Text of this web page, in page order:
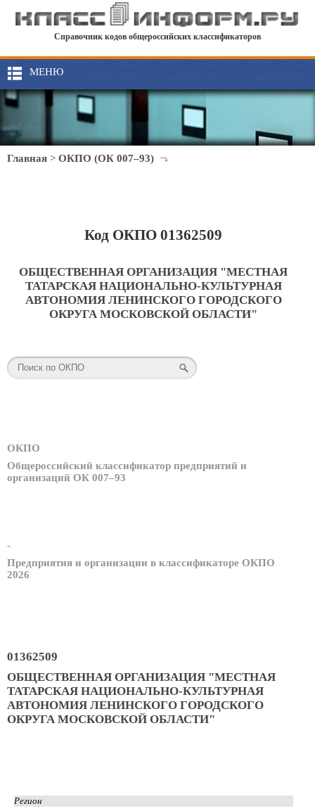
Справочник кодов общероссийских классификаторов
МЕНЮ
Главная > ОКПО (ОК 007–93)
Код ОКПО 01362509
ОБЩЕСТВЕННАЯ ОРГАНИЗАЦИЯ "МЕСТНАЯ
ТАТАРСКАЯ НАЦИОНАЛЬНО-КУЛЬТУРНАЯ
АВТОНОМИЯ ЛЕНИНСКОГО ГОРОДСКОГО
ОКРУГА МОСКОВСКОЙ ОБЛАСТИ"
ОКПО
Общероссийский классификатор предприятий и
организаций ОК 007–93
-
Предприятия и организации в классификаторе ОКПО
2026
01362509
ОБЩЕСТВЕННАЯ ОРГАНИЗАЦИЯ "МЕСТНАЯ
ТАТАРСКАЯ НАЦИОНАЛЬНО-КУЛЬТУРНАЯ
АВТОНОМИЯ ЛЕНИНСКОГО ГОРОДСКОГО
ОКРУГА МОСКОВСКОЙ ОБЛАСТИ"
Регион